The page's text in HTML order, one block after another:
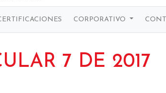
CORPORATIVO
7 DE 2017